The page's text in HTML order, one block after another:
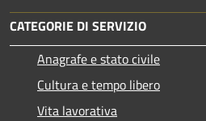
CATEGORIE DI SERVIZIO
Anagrafe e stato civile
Cultura e tempo libero
Vita lavorativa